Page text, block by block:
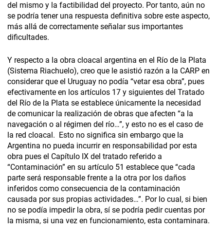
del mismo y la factibilidad del proyecto. Por tanto, aún no
se podría tener una respuesta definitiva sobre este aspecto,
más allá de correctamente señalar sus importantes
dificultades.
Y respecto a la obra cloacal argentina en el Río de la Plata
(Sistema Riachuelo), creo que le asistió razón a la CARP en
considerar que el Uruguay no podía “vetar esa obra”, pues
efectivamente en los artículos 17 y siguientes del Tratado
del Río de la Plata se establece únicamente la necesidad
de comunicar la realización de obras que afecten “a la
navegación o al régimen del río…”, y esto no es el caso de
la red cloacal. Esto no significa sin embargo que la
Argentina no pueda incurrir en responsabilidad por esta
obra pues el Capítulo IX del tratado referido a
“Contaminación” en su artículo 51 establece que “cada
parte será responsable frente a la otra por los daños
inferidos como consecuencia de la contaminación
causada por sus propias actividades…”. Por lo cual, si bien
no se podía impedir la obra, sí se podría pedir cuentas por
la misma, si una vez en funcionamiento, esta contaminara.